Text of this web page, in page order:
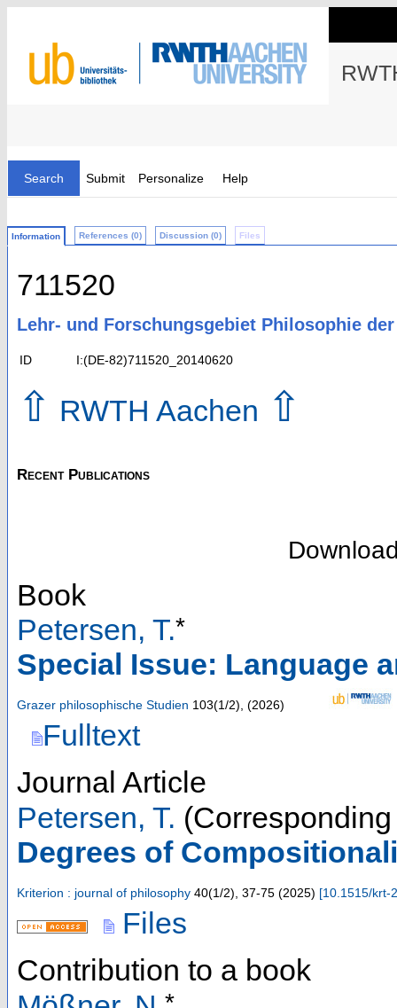
Search Submit Personalize Help
Information References (0) Discussion (0) Files
711520
Lehr- und Forschungsgebiet Philosophie
ID I:(DE-82)711520_20140620
⇧ RWTH Aachen ⇧
Recent Publications
Book
Petersen, T.*
Special Issue: Language
Grazer philosophische Studien 103(1/2), (2026)
Fulltext
Journal Article
Petersen, T.
Degrees of
Kriterion : journal of philosophy 40(1/2), 37-75 (2025) [10.1515/krt-
Files
Contribution to a book
*